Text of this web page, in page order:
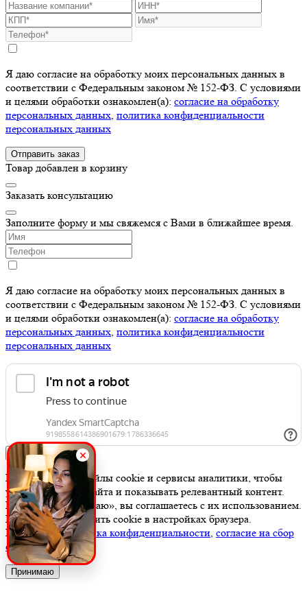
Я даю согласие на обработку моих персональных данных в
соответствии с Федеральным законом № 152-ФЗ. С условиями
и целями обработки ознакомлен(а): cогласие на обработку
персональных данных, политика конфиденциальности
персональных данных
Отправить заказ
Товар добавлен в корзину
Заказать консультацию
Заполните форму и мы свяжемся с Вами в ближайшее время.
Я даю согласие на обработку моих персональных данных в
соответствии с Федеральным законом № 152-ФЗ. С условиями
и целями обработки ознакомлен(а): cогласие на обработку
персональных данных, политика конфиденциальности
персональных данных
Заказать
Мы используем файлы cookie и сервисы аналитики, чтобы
улучшить работу сайта и показывать релевантный контент.
Нажимая «Принимаю», вы соглашаетесь с их использованием.
Вы можете отключить cookie в настройках браузера.
Подробнее:политика конфиденциальности, согласие на сбор
cookie
Принимаю